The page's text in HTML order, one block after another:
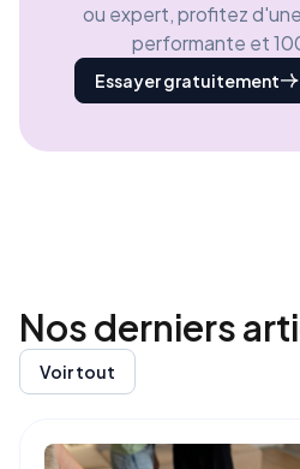
ou expert, profitez
performante et
Essayer gratuitement
Nos derniers
Voir tout